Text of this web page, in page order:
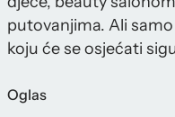
putovanjima. Ali
koju će se osjećati
Oglas